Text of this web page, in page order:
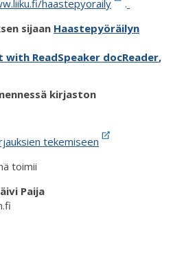
haastepyoraily
.
sijaan Haastepyöräilyn
,
kirjaston
tekemiseen
toimii
Paija